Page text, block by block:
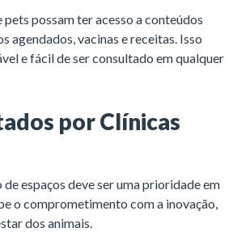
possam ter acesso a conteúdos
agendados, vacinas e receitas. Isso
e fácil de ser consultado em qualquer
por Clínicas
espaços deve ser uma prioridade em
o comprometimento com a inovação,
dos animais.